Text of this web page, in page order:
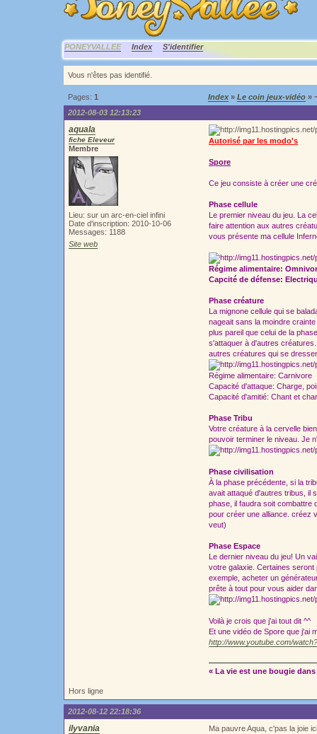
PONEYVALLEE Index S'identifier
Vous n'êtes pas identifié.
Pages: 1 Index » Le coin jeux-vidéo »
2012-08-03 12:13:23
aquala
fiche Eleveur
Membre
Lieu: sur un arc-en-ciel infini
Date d'inscription: 2010-10-06
Messages: 1188
Site web
Autorisé par les modo's
Spore
Ce jeu consiste à créer une
Phase cellule
Le premier niveau du jeu. La
faire attention aux autres
vous présente ma cellule
Régime alimentaire:
Capcité de défense:
Phase créature
La mignone cellule qui se
nageait sans la moindre
plus pareil que celui de la
s'attaquer à d'autres
autres créatures qui se
Régime alimentaire: Carnivore
Capacité d'attaque: Charge,
Capacité d'amitié: Chant et
Phase Tribu
Votre créature à la cervelle
pouvoir terminer le niveau. Je
Phase civilisation
À la phase précédente, si la
avait attaqué d'autres tribus, il
phase, il faudra soit combattre
pour créer une alliance. créez
veut)
Phase Espace
Le dernier niveau du jeu! Un
votre galaxie. Certaines
exemple, acheter un
prête à tout pour vous aider
Voilà je crois que j'ai tout dit ^^
Et une vidéo de Spore que j'ai
http://www.youtube.com/
« La vie est une bougie dans
Hors ligne
2012-08-12 22:18:36
ilyvania Ma pauvre Aqua, c'pas la joie